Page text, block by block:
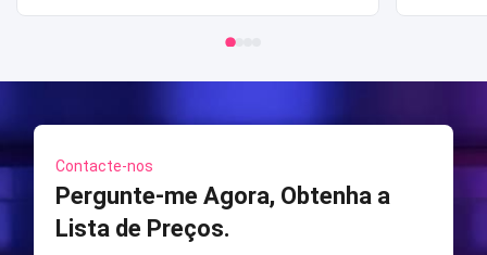
automática de pipoca para shopping
Contacte-nos
Pergunte-me Agora, Obtenha a
Lista de Preços.